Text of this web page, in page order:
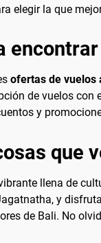
elegir la que
ofertas de vuelos
de vuelos con
y
que
llena de
y
de Bali. No